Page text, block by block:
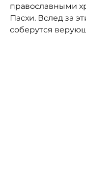
православными
Пасхи. Вслед за
соберутся